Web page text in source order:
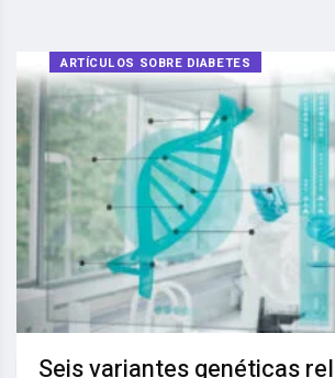
ARTÍCULOS SOBRE DIABETES
Seis variantes genéticas